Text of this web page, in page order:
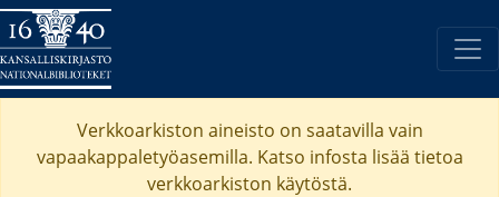
Verkkoarkiston aineisto on saatavilla vain
vapaakappaletyöasemilla. Katso infosta lisää tietoa
verkkoarkiston käytöstä.